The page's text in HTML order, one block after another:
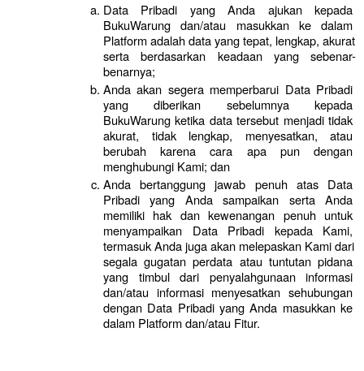
Data Pribadi yang Anda ajukan kepada
BukuWarung dan/atau masukkan ke dalam
Platform adalah data yang tepat, lengkap, akurat
serta berdasarkan keadaan yang sebenar-
benarnya;
Anda akan segera memperbarui Data Pribadi
yang diberikan sebelumnya kepada
BukuWarung ketika data tersebut menjadi tidak
akurat, tidak lengkap, menyesatkan, atau
berubah karena cara apa pun dengan
menghubungi Kami; dan
Anda bertanggung jawab penuh atas Data
Pribadi yang Anda sampaikan serta Anda
memiliki hak dan kewenangan penuh untuk
menyampaikan Data Pribadi kepada Kami,
termasuk Anda juga akan melepaskan Kami dari
segala gugatan perdata atau tuntutan pidana
yang timbul dari penyalahgunaan informasi
dan/atau informasi menyesatkan sehubungan
dengan Data Pribadi yang Anda masukkan ke
dalam Platform dan/atau Fitur.